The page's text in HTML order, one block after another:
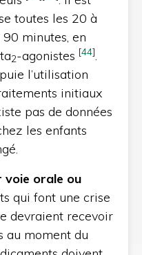
toutes les 20 à
minutes, en
2-agonistes [44].
l’utilisation
initiaux
pas de données
les enfants
voie orale ou
qui font une crise
devraient recevoir
au moment du